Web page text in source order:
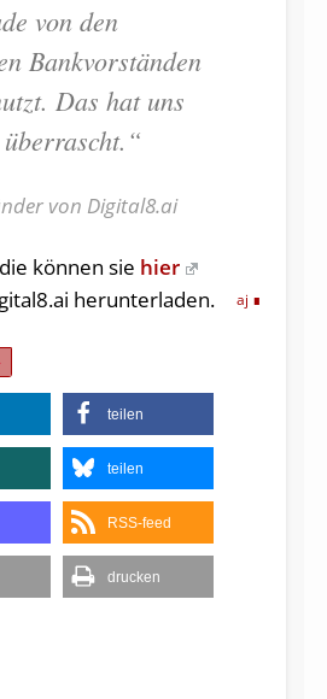
von den
Bankvorständen
Das hat uns
von Digital8.ai
können sie hier
herunterladen.
aj
teilen
teilen
RSS-feed
drucken